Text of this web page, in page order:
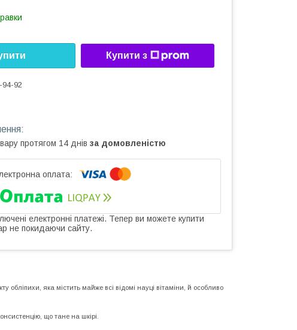
Купити з
94-92
протягом 14 днів за домовленістю
електронні платежі. Тепер ви можете купити
не покидаючи сайту.
обліпихи, яка містить майже всі відомі науці вітаміни, й особливо
що тане на шкірі.